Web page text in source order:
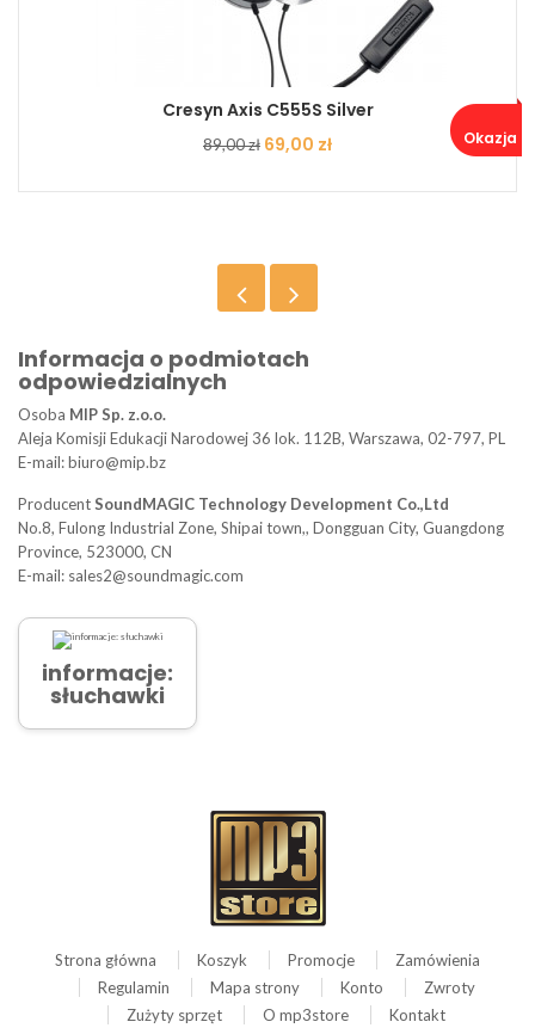
Cresyn Axis C555S Silver
Cena
89,00 zł Cena
69,00 zł Okazja ..
Informacja o podmiotach
odpowiedzialnych
Osoba MIP Sp. z.o.o.
Aleja Komisji Edukacji Narodowej 36 lok. 112B, Warszawa, 02-797, PL
E-mail: biuro@mip.bz
ProducentSoundMAGIC Technology Development Co.,Ltd
No.8, Fulong Industrial Zone, Shipai town,, Dongguan City, Guangdong
Province, 523000, CN
E-mail: sales2@soundmagic.com
informacje:
słuchawki
Strona główna Koszyk Promocje
Zamówienia
Regulamin
Mapa strony Konto
Zwroty
Zużyty sprzęt
O mp3store Kontakt